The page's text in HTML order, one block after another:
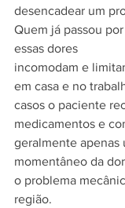
desencadear um
Quem já passou
essas dores
incomodam e
em casa e no
casos o paciente
medicamentos e
geralmente apenas
momentâneo da
o problema
região.